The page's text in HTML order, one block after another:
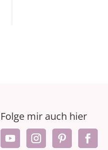
Folge mir auch hier